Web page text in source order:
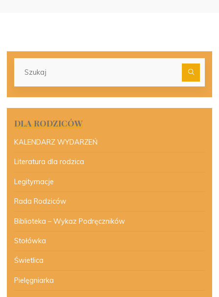
DLA RODZICÓW
KALENDARZ WYDARZEŃ
Literatura dla rodzica
Legitymacje
Rada Rodziców
Biblioteka – Wykaz Podręczników
Stołówka
Świetlica
Pielęgniarka